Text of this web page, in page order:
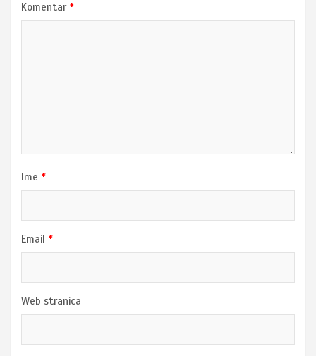
Komentar *
Ime *
Email *
Web stranica